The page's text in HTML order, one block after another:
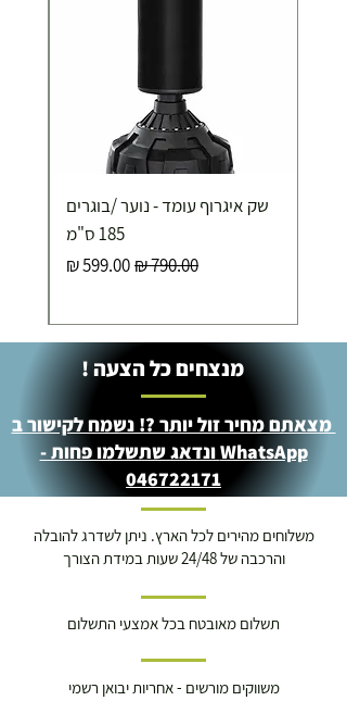
שק איגרוף עומד - נוער /בוגרים
185 ס"מ
מחיר רגילמחיר מבצע
מנצחים כל הצעה !
מצאתם מחיר זול יותר ?! נשמח לקישור ב
WhatsApp ונדאג שתשלמו פחות -
046722171
משלוחים מהירים לכל הארץ. ניתן לשדרג להובלה
והרכבה של 24/48 שעות במידת הצורך
תשלום מאובטח בכל אמצעי התשלום
משווקים מורשים - אחריות יבואן רשמי